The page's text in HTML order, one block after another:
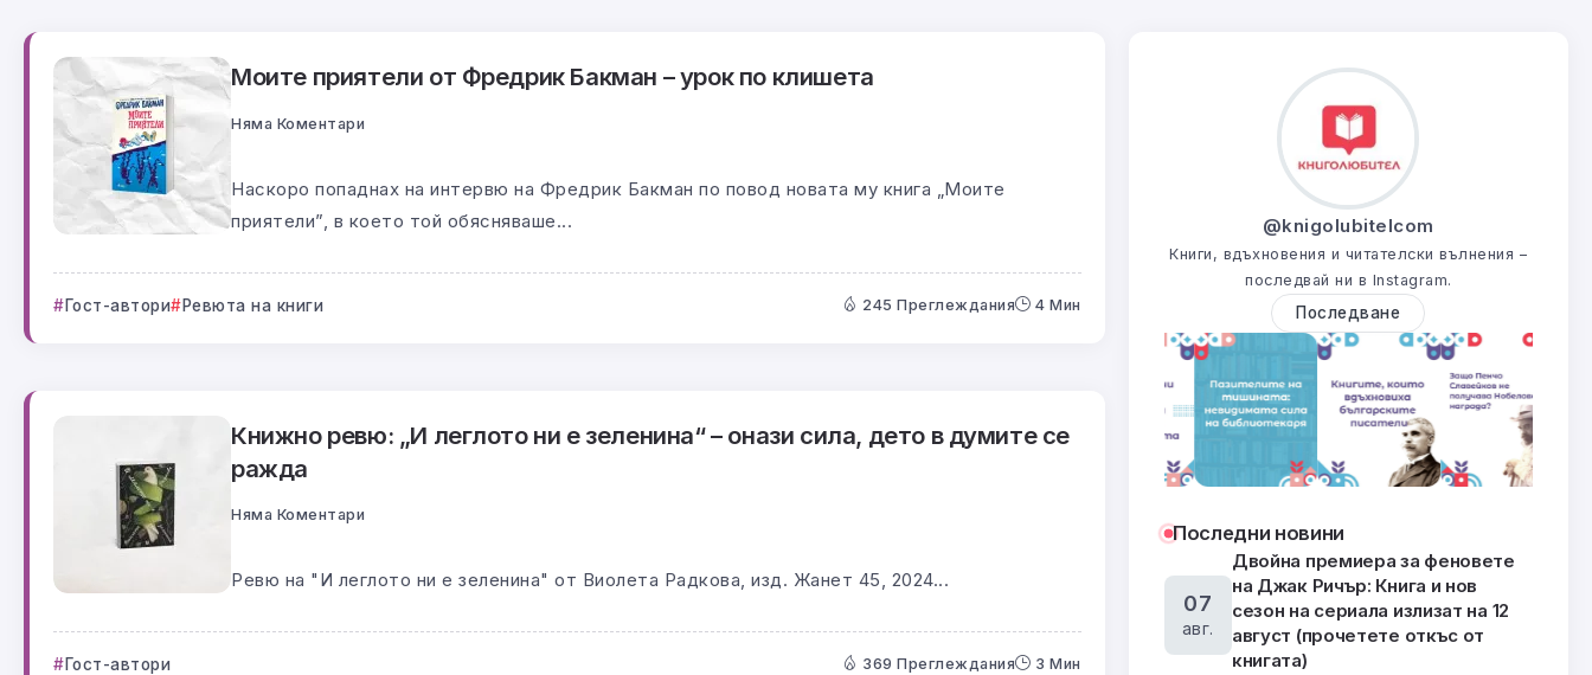
Моите приятели от Фредрик Бакман – урок по клишета
Няма Коментари
Наскоро попаднах на интервю на Фредрик Бакман по повод новата му книга „Моите
приятели”, в което той обясняваше...
Гост-автори Ревюта на книги 245 Преглеждания 4 Мин
Книжно ревю: „И леглото ни е зеленина“ – онази сила, дето в думите се
ражда
Няма Коментари
Ревю на "И леглото ни е зеленина" от Виолета Радкова, изд. Жанет 45, 2024...
Гост-автори 369 Преглеждания 3 Мин
@knigolubitelcom
Книги, вдъхновения и читателски вълнения –
последвай ни в Instagram.
Последване
Последни новини
07
авг.
Двойна премиера за феновете
на Джак Ричър: Книга и нов
сезон на сериала излизат на 12
август (прочетете откъс от
книгата)